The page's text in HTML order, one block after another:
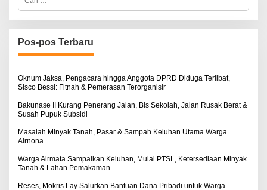
r
i
u
n
u
:
Pos-pos Terbaru
Oknum Jaksa, Pengacara hingga Anggota DPRD Diduga Terlibat,
Sisco Bessi: Fitnah & Pemerasan Terorganisir
Bakunase II Kurang Penerang Jalan, Bis Sekolah, Jalan Rusak Berat &
Susah Pupuk Subsidi
Masalah Minyak Tanah, Pasar & Sampah Keluhan Utama Warga
Airnona
Warga Airmata Sampaikan Keluhan, Mulai PTSL, Ketersediaan Minyak
Tanah & Lahan Pemakaman
Reses, Mokris Lay Salurkan Bantuan Dana Pribadi untuk Warga